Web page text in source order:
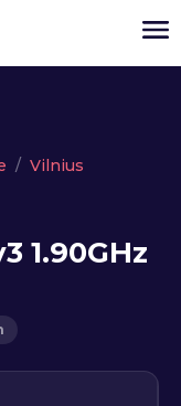
dédiés
Vilnius
1.90GHz